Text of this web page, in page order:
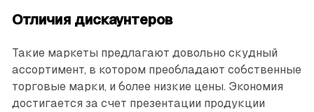
Отличия дискаунтеров
Такие маркеты предлагают довольно скудный
ассортимент, в котором преобладают собственные
торговые марки, и более низкие цены. Экономия
достигается за счет презентации продукции